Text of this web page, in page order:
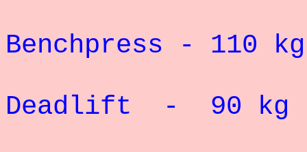
Benchpress - 110
Deadlift - 90 kg